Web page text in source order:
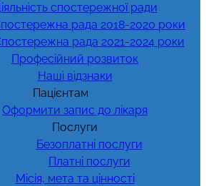
спостережної ради
рада 2018-2020 роки
рада 2021-2024 роки
Професійний розвиток
Наші відзнаки
Пацієнтам
Оформити запис до лікаря
Послуги
Безоплатні послуги
Платні послуги
Місія, мета та цінності